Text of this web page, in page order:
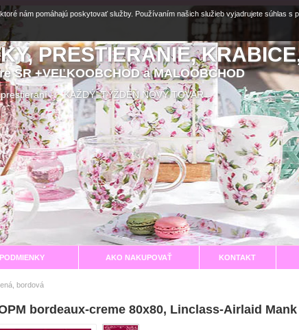
PRESTIERANIE,
SR +VEĽKOOBCHOD a MALOOBCHOD
prestieraní KAŽDÝ TÝŽDEŇ NOVÝ TOVAR
AKO NAKUPOVAŤ KONTAKT
bordová
bordeaux-creme 80x80, Linclass-Airlaid Mank
nám pomáhajú poskytovať služby. Používaním našich služieb vyjadrujete súhlas s